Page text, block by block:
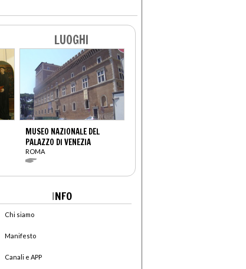
LUOGHI
MUSEO NAZIONALE DEL
PALAZZO DI VENEZIA
ROMA
INFO
Chi siamo
Manifesto
Canali e APP